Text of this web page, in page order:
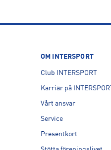
OM INTERSPORT
Club INTERSPORT
Karriär på INTERSPORT
Vårt ansvar
Service
Presentkort